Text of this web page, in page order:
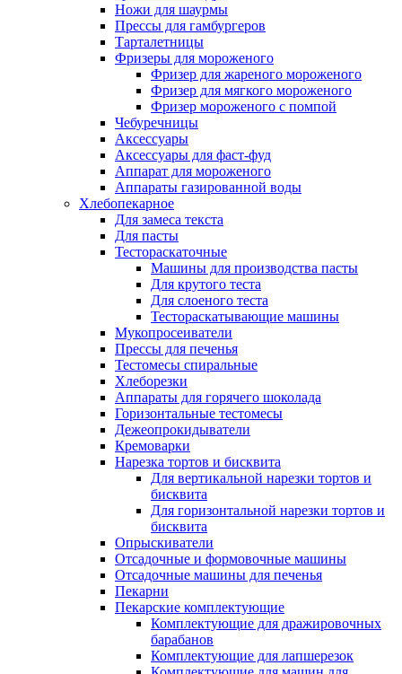
Ножи для шаурмы
Прессы для гамбургеров
Тарталетницы
Фризеры для мороженого
Фризер для жареного мороженого
Фризер для мягкого мороженого
Фризер мороженого с помпой
Чебуречницы
Аксессуары
Аксессуары для фаст-фуд
Аппарат для мороженого
Аппараты газированной воды
Хлебопекарное
Для замеса текста
Для пасты
Тестораскаточные
Машины для производства пасты
Для крутого теста
Для слоеного теста
Тестораскатывающие машины
Мукопросеиватели
Прессы для печенья
Тестомесы спиральные
Хлеборезки
Аппараты для горячего шоколада
Горизонтальные тестомесы
Дежеопрокидыватели
Кремоварки
Нарезка тортов и бисквита
Для вертикальной нарезки тортов и
бисквита
Для горизонтальной нарезки тортов и
бисквита
Опрыскиватели
Отсадочные и формовочные машины
Отсадочные машины для печенья
Пекарни
Пекарские комплектующие
Комплектующие для дражировочных
барабанов
Комплектующие для лапшерезок